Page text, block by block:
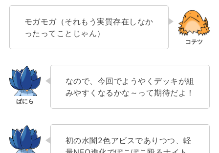
モガモガ（それもう実質存在しなか
ったってことじゃん）
なので、今回でようやくデッキが組
みやすくなるかな～って期待だよ！
初の水闇2色アビスでありつつ、軽